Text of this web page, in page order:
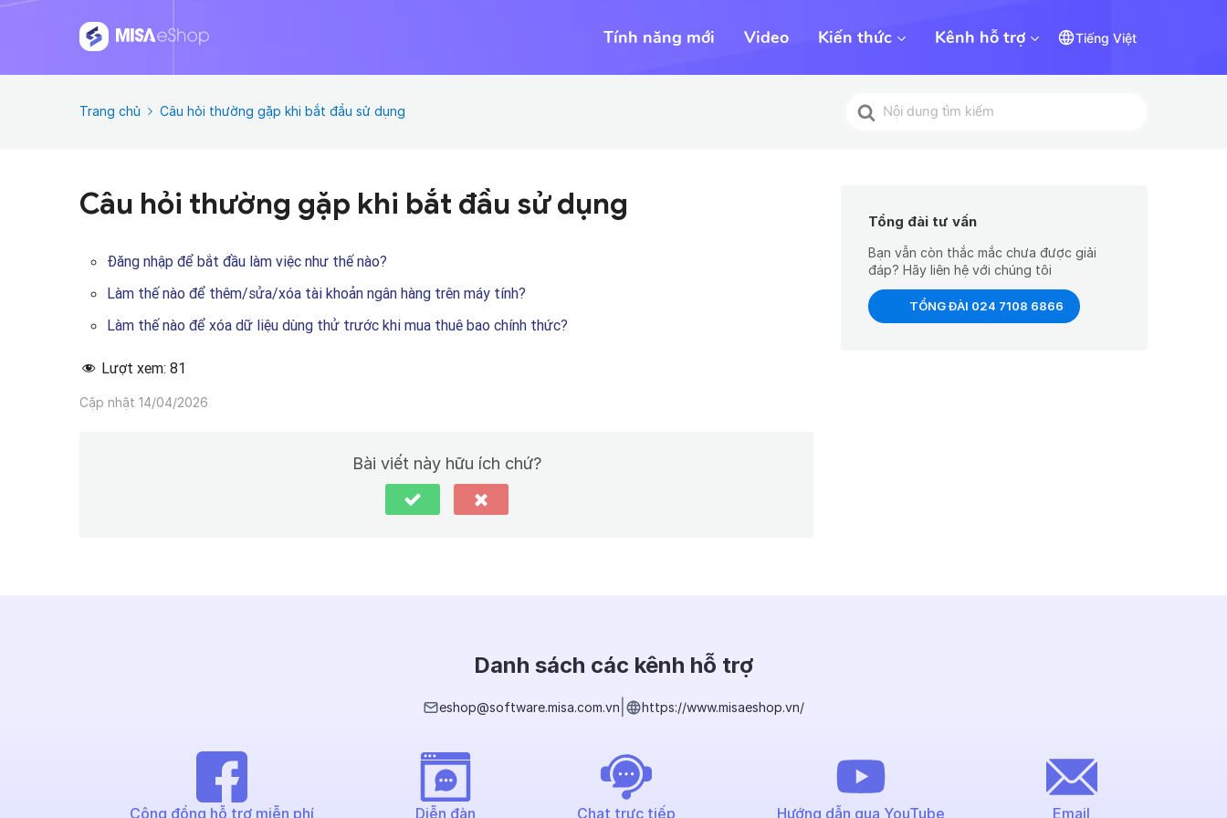
Tính năng mới Video Kiến thức Kênh hỗ trợ Tiếng Việt
Trang chủ Câu hỏi thường gặp khi bắt đầu sử dụng
Tìm
kiếm
Câu hỏi thường gặp khi bắt đầu sử dụng
Đăng nhập để bắt đầu làm việc như thế nào?
Làm thế nào để thêm/sửa/xóa tài khoản ngân hàng trên máy tính?
Làm thế nào để xóa dữ liệu dùng thử trước khi mua thuê bao chính thức?
Lượt xem: 81
Cập nhật 14/04/2026
Bài viết này hữu ích chứ?
Tổng đài tư vấn
Bạn vẫn còn thắc mắc chưa được giải
đáp? Hãy liên hệ với chúng tôi
TỔNG ĐÀI 024 7108 6866
Danh sách các kênh hỗ trợ
eshop@software.misa.com.vn https://www.misaeshop.vn/
Cộng đồng hỗ trợ miễn phí Diễn đàn Chat trực tiếp Hướng dẫn qua YouTube Email